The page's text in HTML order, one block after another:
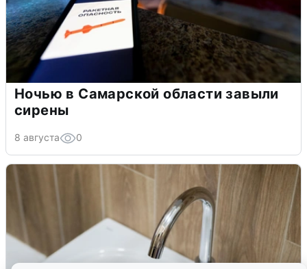
Ночью в Самарской области завыли
сирены
8 августа 0